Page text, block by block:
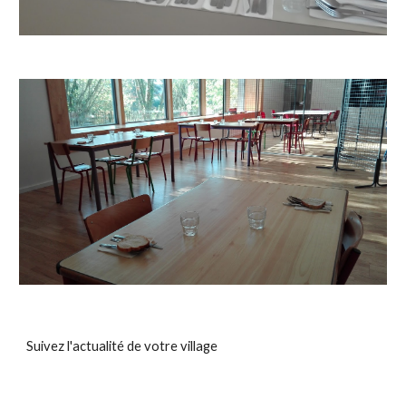
Suivez l'actualité de votre village